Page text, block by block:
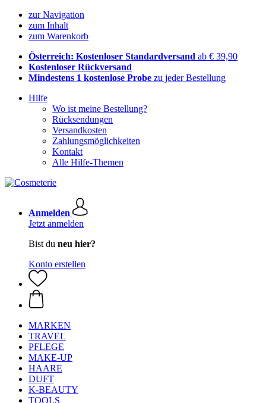
zur Navigation
zum Inhalt
zum Warenkorb
Österreich: Kostenloser Standardversand ab € 39,90
Kostenloser Rückversand
Mindestens 1 kostenlose Probe zu jeder Bestellung
Hilfe
Wo ist meine Bestellung?
Rücksendungen
Versandkosten
Zahlungsmöglichkeiten
Kontakt
Alle Hilfe-Themen
Anmelden
Jetzt anmelden
Bist du neu hier?
Konto erstellen
MARKEN
TRAVEL
PFLEGE
MAKE-UP
HAARE
DUFT
K-BEAUTY
TOOLS